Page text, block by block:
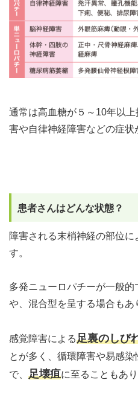
通常は高血糖が５～10年以
害や自律神経障害などの症状
患者さんはどんな状態？
障害される末梢神経の部位
す。
多発ニューロパチーが一般
や、混合型を呈する場合もあ
感覚障害による足裏のしび
とが多く、循環障害や易感
で、 足壊疽に至ることもあり